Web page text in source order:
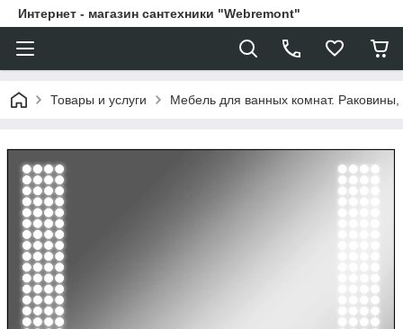
Интернет - магазин сантехники "Webremont"
Товары и услуги Мебель для ванных комнат.